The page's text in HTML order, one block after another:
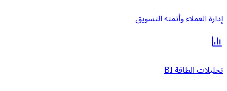
إدارة العملاء وأتمتة التسويق
تحليلات الطاقة BI